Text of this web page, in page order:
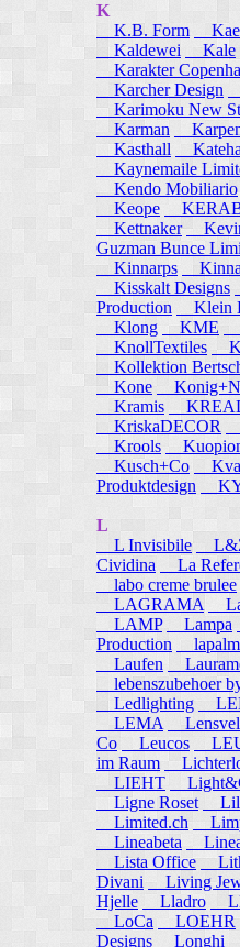
K
K.B. Form
Kaldewei
Kale
Karakter
Karcher Design
Karimoku New
Karman
Kasthall
Kateha
Kaynemaile
Kendo Mobiliario
Keope
Kettnaker
Guzman Bunce
Kinnarps
Kisskalt Designs
Production
Klein
Klong
KME
KnollTextiles
Kollektion
Kone
Kramis
KriskaDECOR
Krools
Kusch+Co
Produktdesign
L
L Invisibile
Cividina
La
labo creme brulee
LAGRAMA
LAMP
Lampa
Production
Laufen
lebenszubehoer
Ledlighting
LEMA
Co
Leucos
im Raum
LIEHT
Ligne Roset
Limited.ch
Lineabeta
Lista Office
Divani
Living
Hjelle
Lladro
LoCa
LOEHR
Designs
Longhi